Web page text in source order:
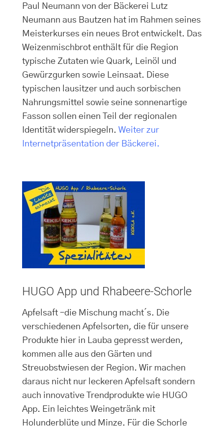
Paul Neumann von der Bäckerei Lutz
Neumann aus Bautzen hat im Rahmen seines
Meisterkurses ein neues Brot entwickelt. Das
Weizenmischbrot enthält für die Region
typische Zutaten wie Quark, Leinöl und
Gewürzgurken sowie Leinsaat. Diese
typischen lausitzer und auch sorbischen
Nahrungsmittel sowie seine sonnenartige
Fasson sollen einen Teil der regionalen
Identität widerspiegeln. Weiter zur
Internetpräsentation der Bäckerei.
HUGO App und Rhabeere-Schorle
Apfelsaft –die Mischung macht´s. Die
verschiedenen Apfelsorten, die für unsere
Produkte hier in Lauba gepresst werden,
kommen alle aus den Gärten und
Streuobstwiesen der Region. Wir machen
daraus nicht nur leckeren Apfelsaft sondern
auch innovative Trendprodukte wie HUGO
App. Ein leichtes Weingetränk mit
Holunderblüte und Minze. Für die Schorle